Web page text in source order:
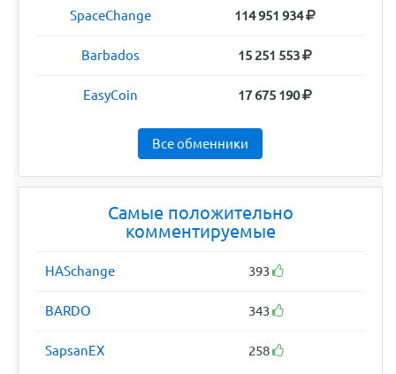
SpaceChange 114 951 934
Barbados 15 251 553
EasyCoin 17 675 190
Все обменники
Самые положительно
комментируемые
HASchange 393
BARDO 343
SapsanEX 258